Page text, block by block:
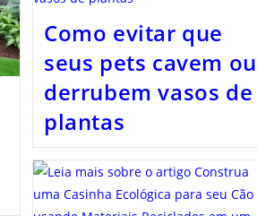
Como evitar que
seus pets cavem ou
derrubem vasos de
plantas